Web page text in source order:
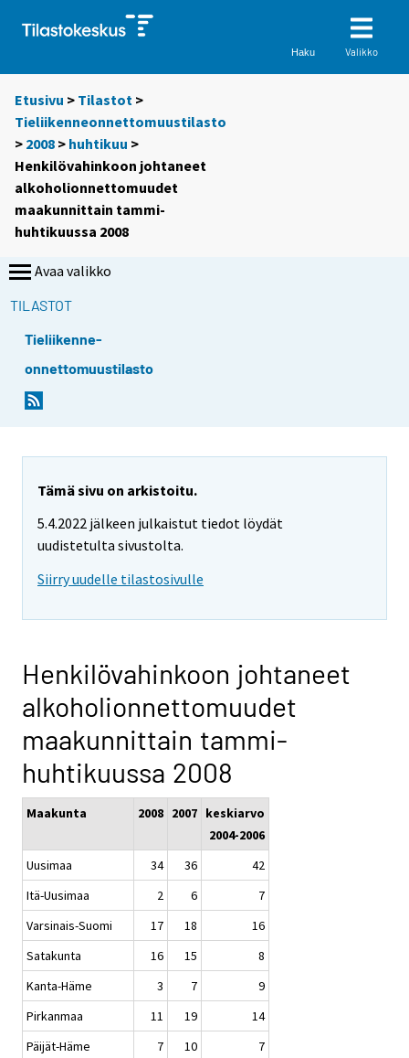
Haku Valikko
Etusivu > Tilastot >
Tieliikenneonnettomuustilasto
> 2008 > huhtikuu >
Henkilövahinkoon johtaneet
alkoholionnettomuudet
maakunnittain tammi-
huhtikuussa 2008
Avaa valikko
TILASTOT
Tieliikenne-
onnettomuustilasto
Tämä sivu on arkistoitu.
5.4.2022 jälkeen julkaistut tiedot löydät
uudistetulta sivustolta.
Siirry uudelle tilastosivulle
Henkilövahinkoon johtaneet
alkoholionnettomuudet
maakunnittain tammi-
huhtikuussa 2008
Maakunta 2008 2007 keskiarvo
2004-2006
Uusimaa
34 36
42
Itä-Uusimaa
2 6
7
Varsinais-Suomi
17 18
16
Satakunta
16 15
8
Kanta-Häme
3 7
9
Pirkanmaa
11 19
14
Päijät-Häme
7 10
7